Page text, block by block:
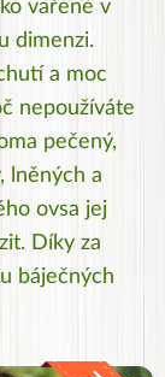
vařené v
dimenzi.
a moc
nepoužíváte
pečený,
lněných a
ovsa jej
Díky za
báječných